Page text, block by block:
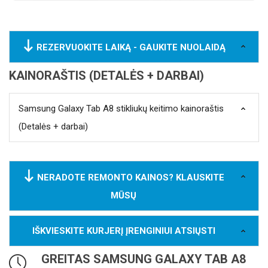
REZERVUOKITE LAIKĄ - GAUKITE NUOLAIDĄ
KAINORAŠTIS (DETALĖS + DARBAI)
Samsung Galaxy Tab A8 stikliukų keitimo kainoraštis
(Detalės + darbai)
NERADOTE REMONTO KAINOS? KLAUSKITE
MŪSŲ
IŠKVIESKITE KURJERĮ ĮRENGINIUI ATSIŲSTI
GREITAS SAMSUNG GALAXY TAB A8